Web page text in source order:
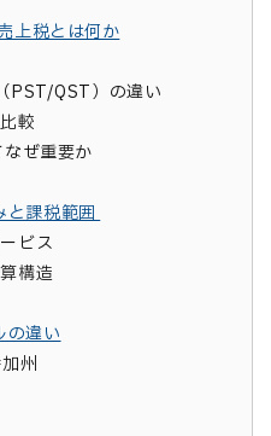
上税とは何か
PST/QST）の違い
較
ぜ重要か
と課税範囲
ビス
構造
の違い
州